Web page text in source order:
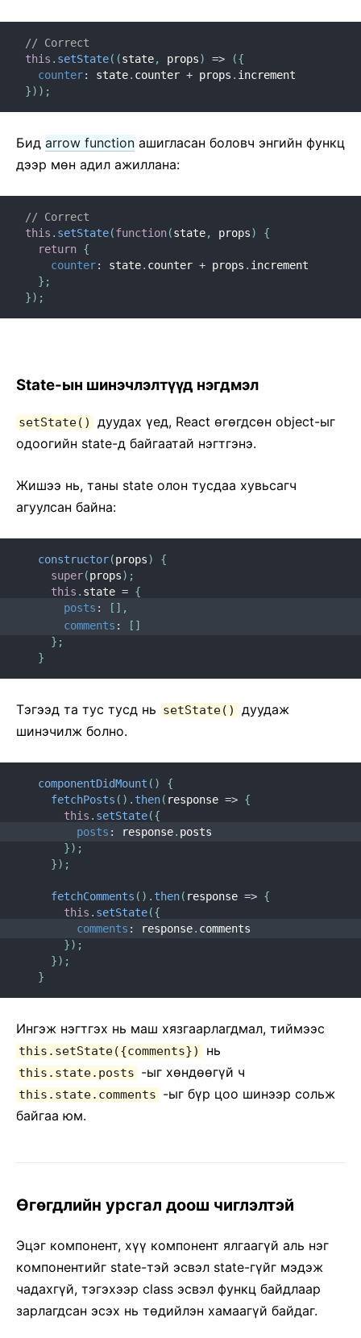
// Correct
this . setState( (state, props) => ({
counter: state. counter + props .
}) ) ;
Бид arrow function ашигласан боловч энгийн функц
дээр мѳн адил ажиллана:
// Correct
this . setState(function(state, props)
{
return {
counter: state. counter + props . increment
} ;
}) ;
State-ын шинэчлэлтүүд нэгдмэл
setState()
дуудах үед, React ѳгѳгдсѳн object-ыг
одоогийн state-д байгаатай нэгтгэнэ.
Жишээ нь, таны state олон тусдаа хувьсагч
агуулсан байна:
constructor(props)
{
super(props) ;
this . state = {
posts : [ ] ,
comments : [ ]
} ;
}
Тэгээд та тус тусд нь setState()
дуудаж
шинэчилж болно.
componentDidMount ( )
{
fetchPosts ( ) . then( response => {
this . setState({
posts : response. posts
}) ;
}) ;
fetchComments ( ) . then( response => {
this . setState({
comments : response. comments
}) ;
}) ;
}
Ингэж нэгтгэх нь маш хязгаарлагдмал, тиймээс
this.setState({comments}) нь
this.state.posts -ыг хѳндѳѳгүй ч
this.state.comments -ыг бүр цоо шинээр сольж
байгаа юм.
Ѳгѳгдлийн урсгал доош чиглэлтэй
Эцэг компонент, хүү компонент ялгаагүй аль нэг
компонентийг state-тэй эсвэл state-гүйг мэдэж
чадахгүй, тэгэхээр class эсвэл функц байдлаар
зарлагдсан эсэх нь тѳдийлэн хамаагүй байдаг.